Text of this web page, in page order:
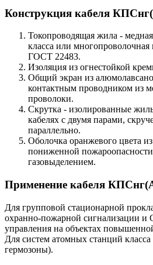
Конструкция кабеля
Токопроводящая жила -
класса или
ГОСТ 22483.
Изоляция из огнестойкой
Общий экран из
контактным проводником из
проволоки.
Скрутка - изолированные
кабелях с двумя парами,
параллельно.
Оболочка оранжевого цвета
пониженной
газовыделением.
Применение кабеля
Для групповой стационарной
охранно-пожарной сигнализации
управления на объектах
Для систем атомных станций класса
гермозоны).